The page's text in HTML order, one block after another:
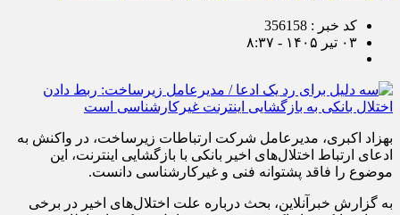
کد خبر : 356158
۰۳ تیر ۱۴۰۵ - ۸:۳۷
بهزاد اکبری، مدیرعامل شرکت ارتباطات زیرساخت، در واکنش به
ادعای ارتباط اختلال‌های اخیر بانکی با بازگشایی اینترنت، این
موضوع را فاقد پشتوانه فنی و غیرکارشناسی دانست.
به گزارش خبرآنلاین، بحث درباره علت اختلال‌های اخیر در برخی